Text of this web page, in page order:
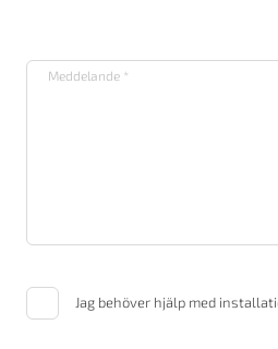
Jag behöver hjälp med